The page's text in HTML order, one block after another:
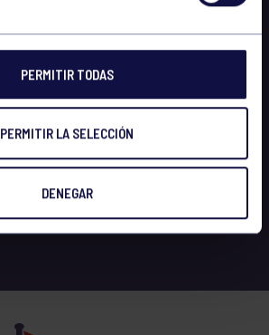
PERMITIR TODAS
PERMITIR LA SELECCIÓN
DENEGAR